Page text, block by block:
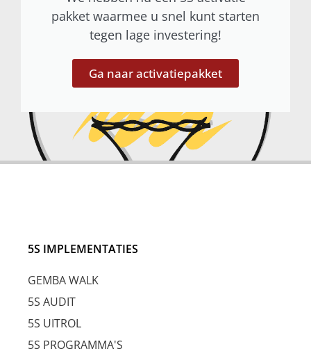
pakket waarmee u snel kunt starten
tegen lage investering!
Ga naar activatiepakket
5S IMPLEMENTATIES
GEMBA WALK
5S AUDIT
5S UITROL
5S PROGRAMMA'S